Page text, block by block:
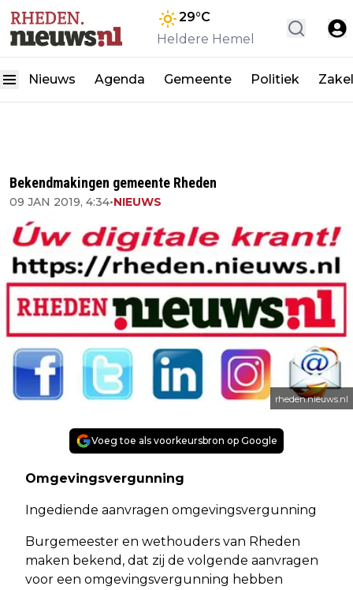
29°C
Heldere Hemel
Nieuws Agenda Gemeente Politiek
Bekendmakingen gemeente Rheden
09 JAN 2019, 4:34•NIEUWS
rheden.nieuws.nl
Voeg toe als voorkeursbron op Google
Omgevingsvergunning
Ingediende aanvragen omgevingsvergunning
Burgemeester en wethouders van Rheden
maken bekend, dat zij de volgende aanvragen
voor een omgevingsvergunning hebben